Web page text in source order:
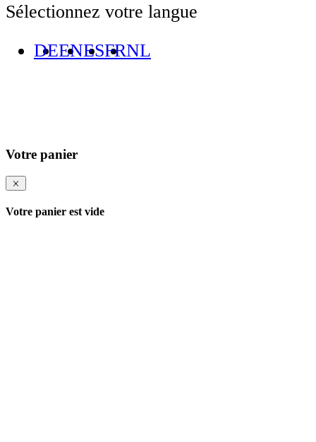
Sélectionnez votre langue
DEENESFRNL
Votre panier
Votre panier est vide